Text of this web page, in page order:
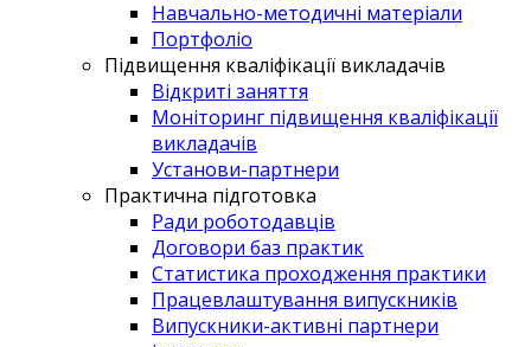
Навчально-методичні матеріали
Портфоліо
Підвищення кваліфікації викладачів
Відкриті заняття
Моніторинг підвищення кваліфікації
викладачів
Установи-партнери
Практична підготовка
Ради роботодавців
Договори баз практик
Статистика проходження практики
Працевлаштування випускників
Випускники-активні партнери